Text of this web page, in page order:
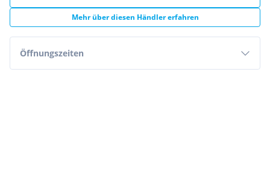
Mehr über diesen Händler erfahren
Öffnungszeiten